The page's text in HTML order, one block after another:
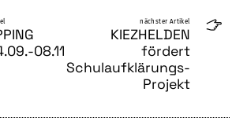
08.11
nächster Artikel
KIEZHELDEN
fördert
Schulaufklärungs-
Projekt